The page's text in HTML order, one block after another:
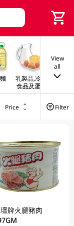
乳製品,冷凍
食品及蛋類
早餐
View
all
Price Filter
牌火腿豬肉